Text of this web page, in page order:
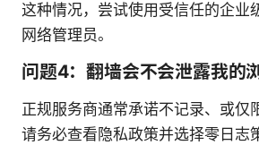
这种情况，尝试使用受信任的企业
网络管理员。
问题4：翻墙会不会泄露我的
正规服务商通常承诺不记录、或仅
请务必查看隐私政策并选择零日志